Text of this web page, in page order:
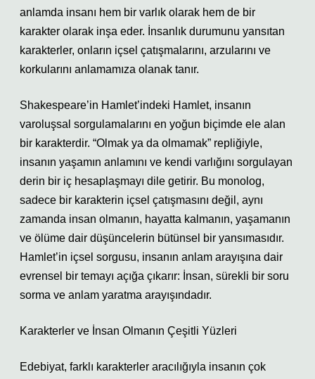
anlamda insanı hem bir varlık olarak hem de bir
karakter olarak inşa eder. İnsanlık durumunu yansıtan
karakterler, onların içsel çatışmalarını, arzularını ve
korkularını anlamamıza olanak tanır.
Shakespeare’in Hamlet’indeki Hamlet, insanın
varoluşsal sorgulamalarını en yoğun biçimde ele alan
bir karakterdir. “Olmak ya da olmamak” repliğiyle,
insanın yaşamın anlamını ve kendi varlığını sorgulayan
derin bir iç hesaplaşmayı dile getirir. Bu monolog,
sadece bir karakterin içsel çatışmasını değil, aynı
zamanda insan olmanın, hayatta kalmanın, yaşamanın
ve ölüme dair düşüncelerin bütünsel bir yansımasıdır.
Hamlet’in içsel sorgusu, insanın anlam arayışına dair
evrensel bir temayı açığa çıkarır: İnsan, sürekli bir soru
sorma ve anlam yaratma arayışındadır.
Karakterler ve İnsan Olmanın Çeşitli Yüzleri
Edebiyat, farklı karakterler aracılığıyla insanın çok